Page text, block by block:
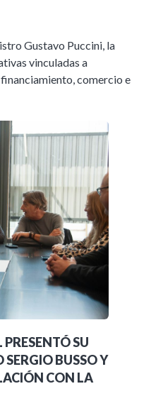
Gustavo Puccini, la
vinculadas a
comercio e
SU
BUSSO Y
CON LA